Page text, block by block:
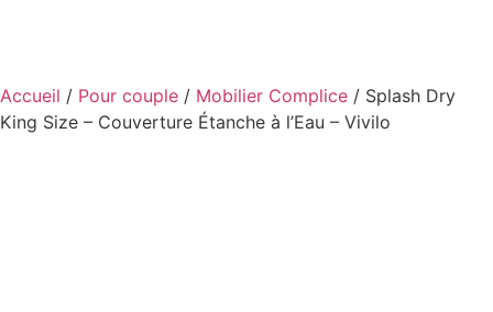
Accueil / Pour couple / Mobilier Complice / Splash Dry
King Size – Couverture Étanche à l’Eau – Vivilo